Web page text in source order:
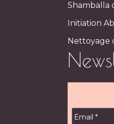
Shamballa
Initiation
Nettoyage